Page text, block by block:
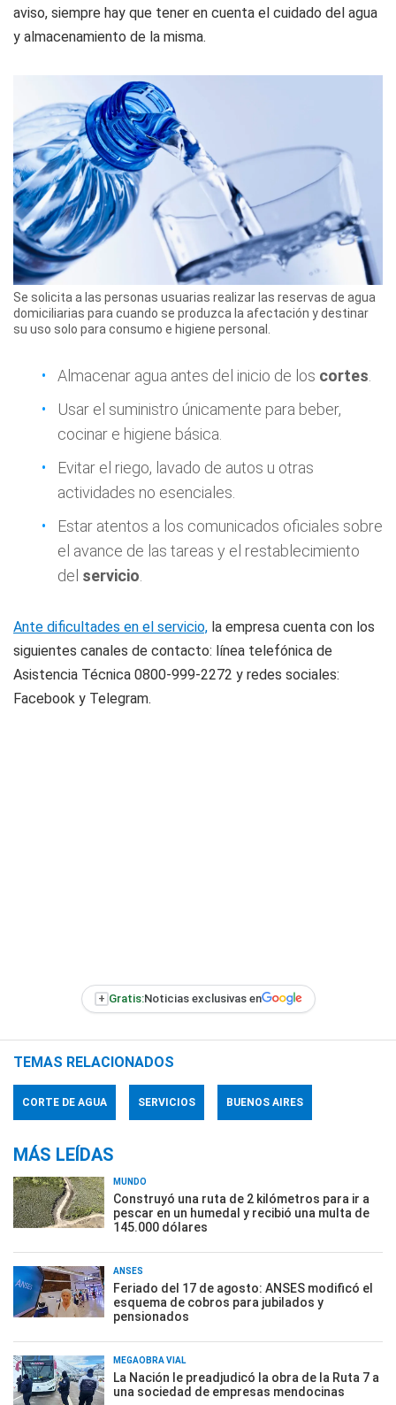
aviso, siempre hay que tener en cuenta el cuidado del agua
y almacenamiento de la misma.
Se solicita a las personas usuarias realizar las reservas de agua
domiciliarias para cuando se produzca la afectación y destinar
su uso solo para consumo e higiene personal.
Almacenar agua antes del inicio de los cortes
Usar el suministro únicamente para beber,
cocinar e higiene básica.
Evitar el riego, lavado de autos u otras
actividades no esenciales.
Estar atentos a los comunicados oficiales sobre
el avance de las tareas y el restablecimiento
del servicio
Ante dificultades en el servicio, la empresa cuenta con los
siguientes canales de contacto: línea telefónica de
Asistencia Técnica 0800-999-2272 y redes sociales:
Facebook y Telegram.
+ Gratis:Noticias exclusivas en
TEMAS RELACIONADOS
CORTE DE AGUA SERVICIOS BUENOS AIRES
MÁS LEÍDAS
MUNDO
Construyó una ruta de 2 kilómetros para ir a
pescar en un humedal y recibió una multa de
145.000 dólares
ANSES
Feriado del 17 de agosto: ANSES modificó el
esquema de cobros para jubilados y
pensionados
MEGAOBRA VIAL
La Nación le preadjudicó la obra de la Ruta 7 a
una sociedad de empresas mendocinas